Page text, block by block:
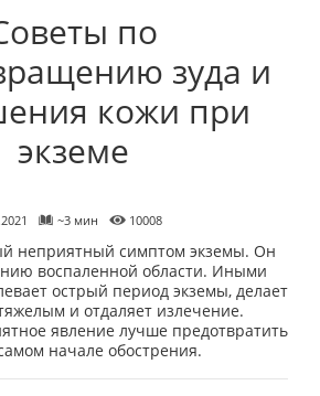
по
зуда и
кожи при
экземе
~3 мин 10008
неприятный симптом экземы. Он
воспаленной области. Иными
острый период экземы, делает
и отдаляет излечение.
явление лучше предотвратить
начале обострения.